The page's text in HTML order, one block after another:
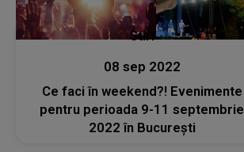
Stiri
08 sep 2022
Ce faci în weekend?! Evenimente
pentru perioada 9-11 septembrie
2022 în București